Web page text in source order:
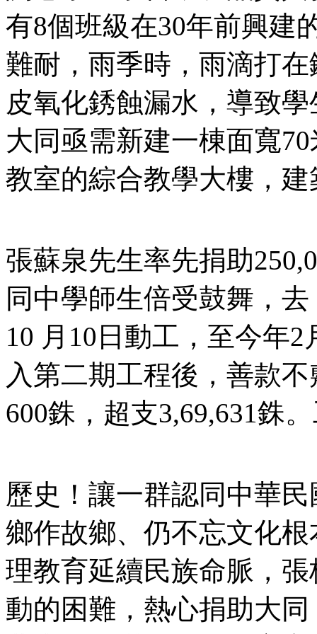
有8個班級在30年前興建
難耐，雨季時，雨滴打
皮氧化銹蝕漏水，導致
大同亟需新建一棟面寬
教室的綜合教學大樓，建
張蘇泉先生率先捐助
同中學師生倍受鼓舞，
10 月10日動工，至今年
入第二期工程後，善款
600銖，超支3,69,631銖
歷史！讓一群認同中華
鄉作故鄉、仍不忘文化
理教育延續民族命脈，
動的困難，熱心捐助大